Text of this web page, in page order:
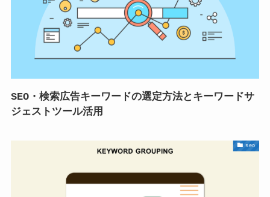
SEO・検索広告キーワードの選定方法とキーワードサ
ジェストツール活用
seo